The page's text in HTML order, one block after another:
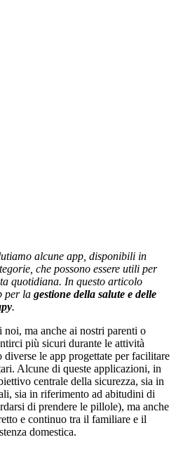
alcune app, disponibili in
che possono essere utili per
quotidiana. In questo articolo
per la gestione della salute e delle
.
ma anche ai nostri parenti o
più sicuri durante le attività
le app progettate per facilitare
Alcune di queste applicazioni, in
centrale della sicurezza, sia in
sia in riferimento ad abitudini di
di prendere le pillole), ma anche
e continuo tra il familiare e il
domestica.